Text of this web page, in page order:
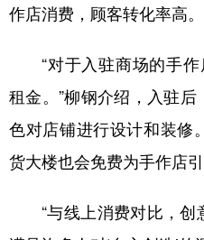
作店消费，顾客转化率高。
“对于入驻商场的手作
租金。”柳钢介绍，入驻
色对店铺进行设计和装修
货大楼也会免费为手作店引
“与线上消费对比，创